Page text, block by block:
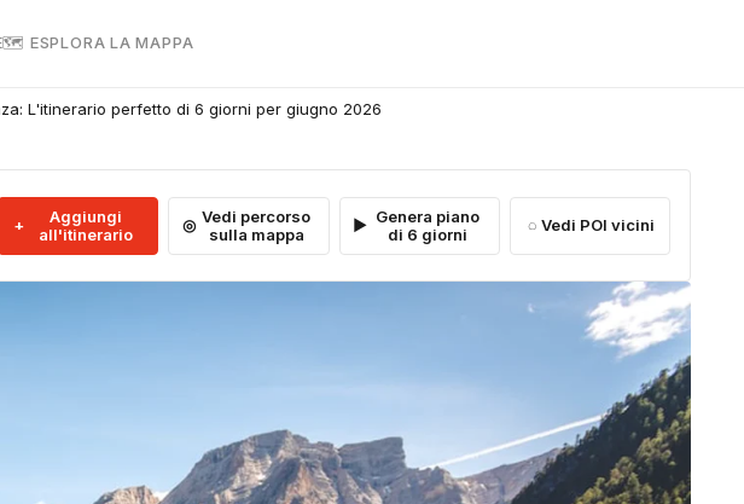
🗺 ESPLORA LA MAPPA
L'itinerario perfetto di 6 giorni per giugno 2026
Aggiungi
all'itinerario
Vedi percorso
sulla mappa
Genera piano
di 6 giorni
Vedi POI vicini